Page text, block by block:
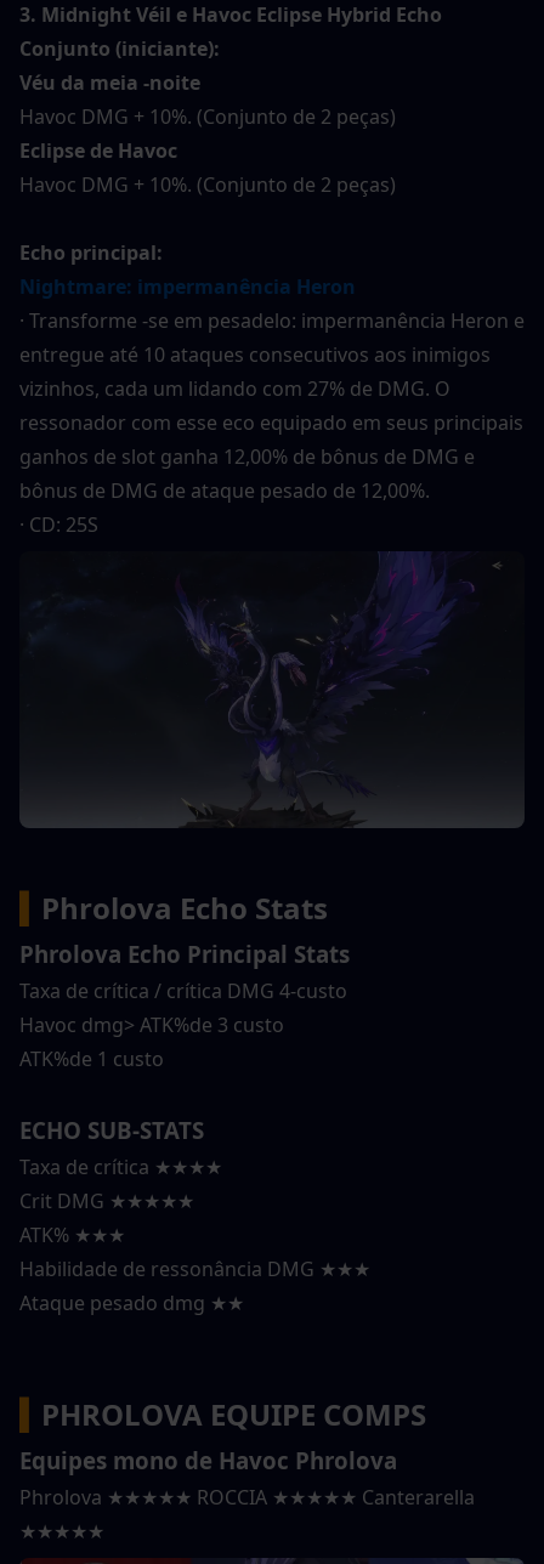
3. Midnight Véil e Havoc Eclipse Hybrid Echo
Conjunto (iniciante):
Véu da meia -noite
Havoc DMG + 10%. (Conjunto de 2 peças)
Eclipse de Havoc
Havoc DMG + 10%. (Conjunto de 2 peças)
Echo principal:
Nightmare: impermanência Heron
· Transforme -se em pesadelo: impermanência Heron e
entregue até 10 ataques consecutivos aos inimigos
vizinhos, cada um lidando com 27% de DMG. O
ressonador com esse eco equipado em seus principais
ganhos de slot ganha 12,00% de bônus de DMG e
bônus de DMG de ataque pesado de 12,00%.
· CD: 25S
Phrolova Echo Stats
Phrolova Echo Principal Stats
Taxa de crítica / crítica DMG 4-custo
Havoc dmg> ATK%de 3 custo
ATK%de 1 custo
ECHO SUB-STATS
Taxa de crítica ★★★★
Crit DMG ★★★★★
ATK% ★★★
Habilidade de ressonância DMG ★★★
Ataque pesado dmg ★★
PHROLOVA EQUIPE COMPS
Equipes mono de Havoc Phrolova
Phrolova ★★★★★ ROCCIA ★★★★★ Canterarella
★★★★★